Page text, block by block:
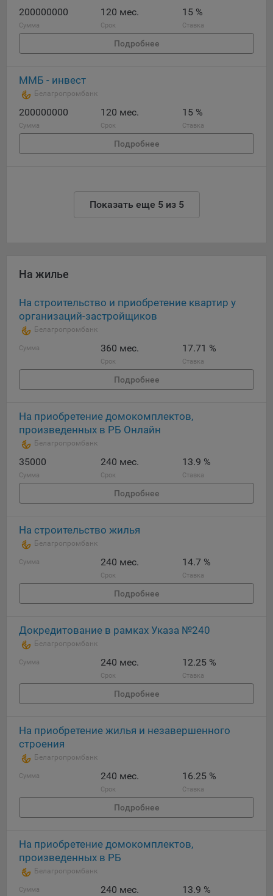
200000000
Сумма
120 мес.
Срок
15 %
Ставка
Подробнее
ММБ - инвест
Белагропромбанк
200000000
Сумма
120 мес.
Срок
15 %
Ставка
Подробнее
Показать еще 5 из 5
На жилье
На строительство и приобретение квартир у
организаций-застройщиков
Белагропромбанк
Сумма 360 мес.
Срок
17.71 %
Ставка
Подробнее
На приобретение домокомплектов,
произведенных в РБ Онлайн
Белагропромбанк
35000
Сумма
240 мес.
Срок
13.9 %
Ставка
Подробнее
На строительство жилья
Белагропромбанк
Сумма 240 мес.
Срок
14.7 %
Ставка
Подробнее
Докредитование в рамках Указа №240
Белагропромбанк
Сумма 240 мес.
Срок
12.25 %
Ставка
Подробнее
На приобретение жилья и незавершенного
строения
Белагропромбанк
Сумма 240 мес.
Срок
16.25 %
Ставка
Подробнее
На приобретение домокомплектов,
произведенных в РБ
Белагропромбанк
Сумма 240 мес. 13.9 %